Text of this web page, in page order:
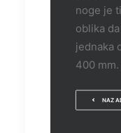
noge je
oblika
jednaka
400 mm.